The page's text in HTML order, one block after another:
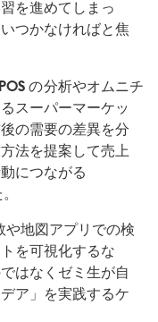
を進めてしまっ
つかなければと焦
の分析やオムニチ
スーパーマーケッ
の需要の差異を分
法を提案して売上
につながる
や地図アプリでの検
を可視化するな
はなくゼミ生が自
ア」を実践するケ